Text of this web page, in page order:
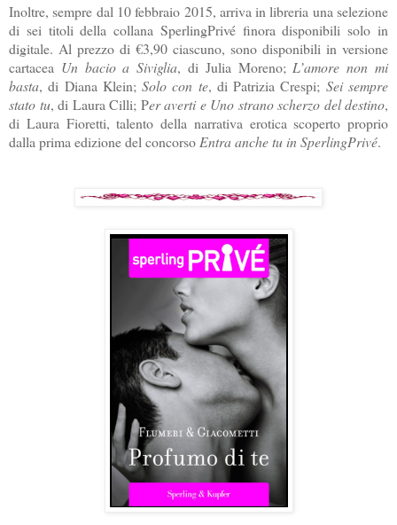
Inoltre, sempre dal 10 febbraio 2015, arriva in libreria una selezione
di sei titoli della collana SperlingPrivé finora disponibili solo in
digitale. Al prezzo di €3,90 ciascuno, sono disponibili in versione
cartacea Un bacio a Siviglia, di Julia Moreno; L’amore non mi
basta, di Diana Klein;Solo con te, di Patrizia Crespi; Sei sempre
stato tu, di Laura Cilli; Per averti e Uno strano scherzo del destino,
di Laura Fioretti, talento della narrativa erotica scoperto proprio
dalla prima edizione del concorso Entra anche tu in SperlingPrivé.